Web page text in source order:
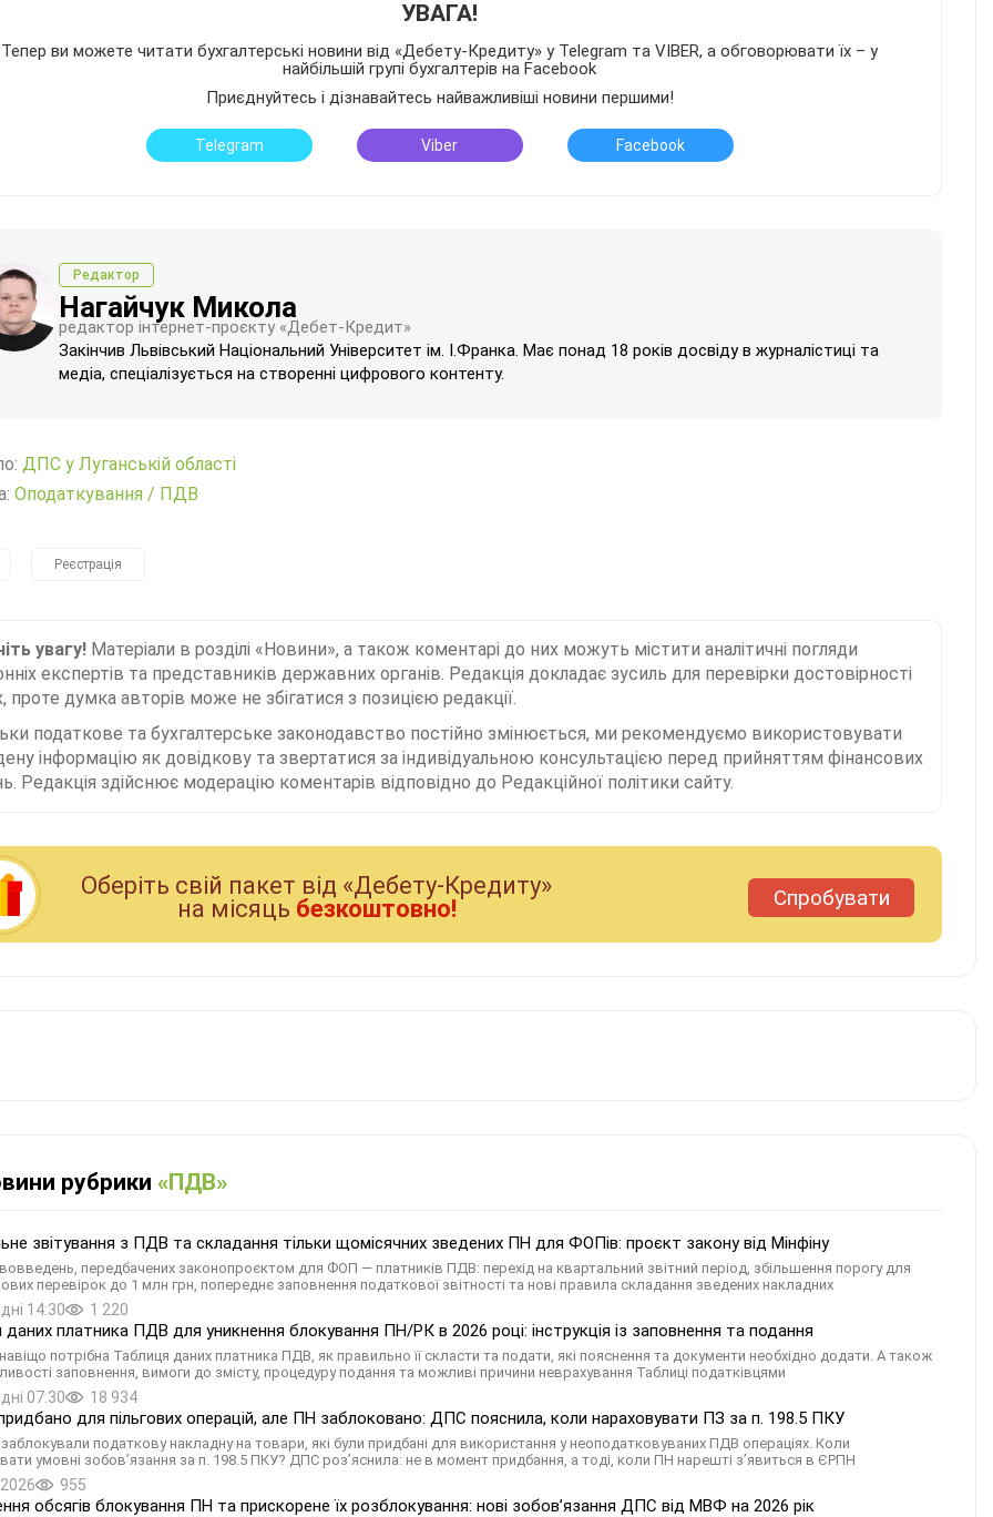
УВАГА!
Тепер ви можете читати бухгалтерські новини від «Дебету-Кредиту» у Telegram та VIBER, а обговорювати їх – у
найбільшій групі бухгалтерів на Facebook
Приєднуйтесь і дізнавайтесь найважливіші новини першими!
Telegram Viber Facebook
Редактор
Нагайчук Микола
редактор інтернет-проєкту «Дебет-Кредит»
Закінчив Львівський Національний Університет ім. І.Франка. Має понад 18 років досвіду в журналістиці та
медіа, спеціалізується на створенні цифрового контенту.
ДПС у Луганській області
Оподаткування / ПДВ
Реєстрація
увагу! Матеріали в розділі «Новини», а також коментарі до них можуть містити аналітичні погляди
експертів та представників державних органів. Редакція докладає зусиль для перевірки достовірності
проте думка авторів може не збігатися з позицією редакції.
податкове та бухгалтерське законодавство постійно змінюється, ми рекомендуємо використовувати
інформацію як довідкову та звертатися за індивідуальною консультацією перед прийняттям фінансових
Редакція здійснює модерацію коментарів відповідно до Редакційної політики сайту.
Оберiть свiй пакет вiд «Дебету-Кредиту»
на мiсяць безкоштовно! Спробувати
рубрики «ПДВ»
звітування з ПДВ та складання тільки щомісячних зведених ПН для ФОПів: проєкт закону від Мінфіну
передбачених законопроєктом для ФОП — платників ПДВ: перехід на квартальний звітний період, збільшення порогу для
перевірок до 1 млн грн, попереднє заповнення податкової звітності та нові правила складання зведених накладних
14:30 1 220
даних платника ПДВ для уникнення блокування ПН/РК в 2026 році: інструкція із заповнення та подання
потрібна Таблиця даних платника ПДВ, як правильно її скласти та подати, які пояснення та документи необхідно додати. А також
заповнення, вимоги до змісту, процедуру подання та можливі причини неврахування Таблиці податківцями
07:30 18 934
для пільгових операцій, але ПН заблоковано: ДПС пояснила, коли нараховувати ПЗ за п. 198.5 ПКУ
заблокували податкову накладну на товари, які були придбані для використання у неоподатковуваних ПДВ операціях. Коли
умовні зобов’язання за п. 198.5 ПКУ? ДПС роз’яснила: не в момент придбання, а тоді, коли ПН нарешті з’явиться в ЄРПН
955
обсягів блокування ПН та прискорене їх розблокування: нові зобов’язання ДПС від МВФ на 2026 рік